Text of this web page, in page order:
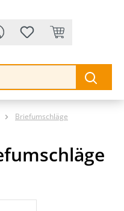
Briefumschläge